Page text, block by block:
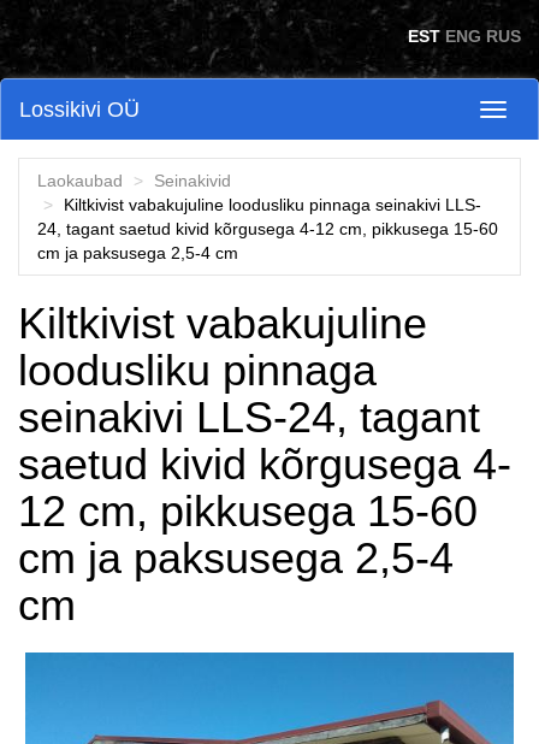
Skip to main content EST ENG RUS
Lossikivi OÜ
Laokaubad
Seinakivid
Kiltkivist vabakujuline loodusliku pinnaga seinakivi LLS-
24, tagant saetud kivid kõrgusega 4-12 cm, pikkusega 15-60
cm ja paksusega 2,5-4 cm
Kiltkivist vabakujuline
loodusliku pinnaga
seinakivi LLS-24, tagant
saetud kivid kõrgusega 4-
12 cm, pikkusega 15-60
cm ja paksusega 2,5-4
cm